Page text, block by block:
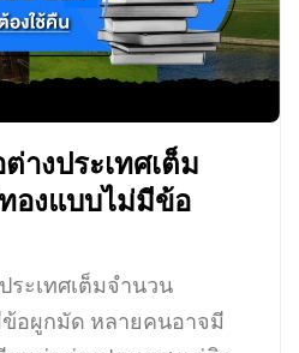
างประเทศเต็ม
องแบบไม่มีข้อ
ระเทศเต็มจำนวน
อผูกมัด หลายคนอาจมี